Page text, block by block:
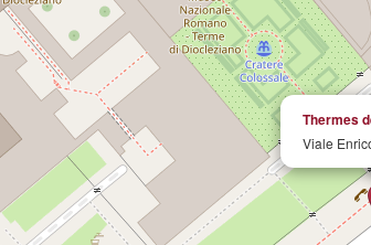
Thermes
Viale